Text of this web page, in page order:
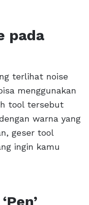
pada
terlihat noise
menggunakan
tool tersebut
warna yang
geser tool
ingin kamu